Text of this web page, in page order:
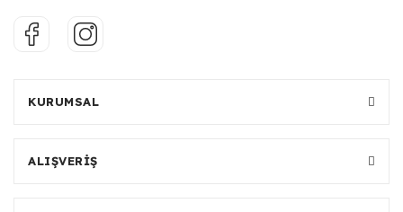
KURUMSAL
ALIŞVERİŞ